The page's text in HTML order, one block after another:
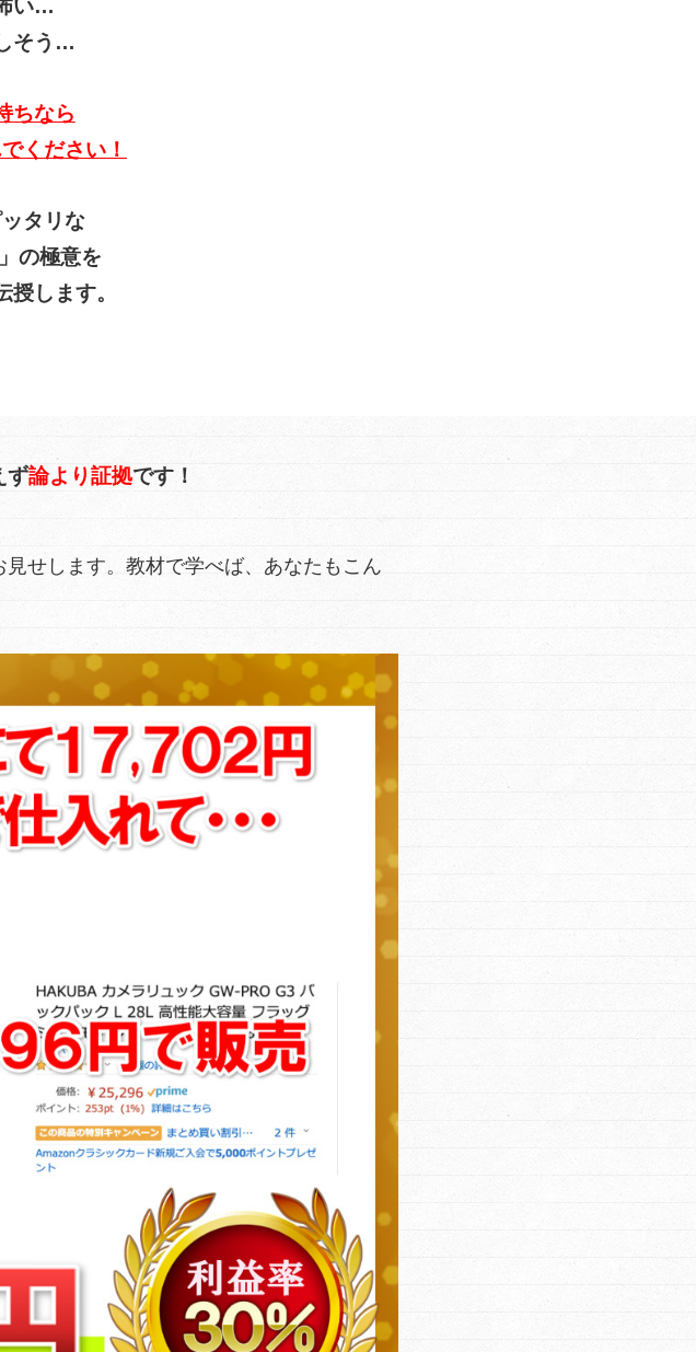
い…
そう…
ちなら
ください！
タリな
の極意を
します。
ず論より証拠です！
せします。教材で学べば、あなたもこん